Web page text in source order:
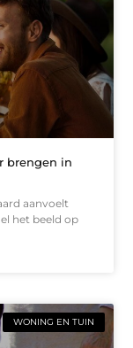
brengen in
aanvoelt
het beeld op
WONING EN TUIN